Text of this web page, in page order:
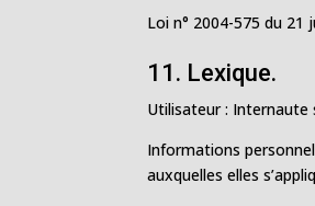
Loi n° 2004-575 du 21
11. Lexique.
Utilisateur :
Informations
auxquelles elles